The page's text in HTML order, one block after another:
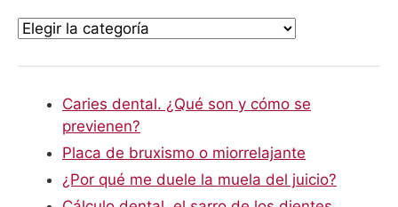
Caries dental. ¿Qué son y cómo se
previenen?
Placa de bruxismo o miorrelajante
¿Por qué me duele la muela del juicio?